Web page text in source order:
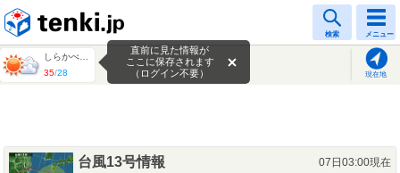
検索 メニュー
35/28 現在地
直前に見た情報が
ここに保存されます
（ログイン不要）
台風13号情報
07日03:00現在